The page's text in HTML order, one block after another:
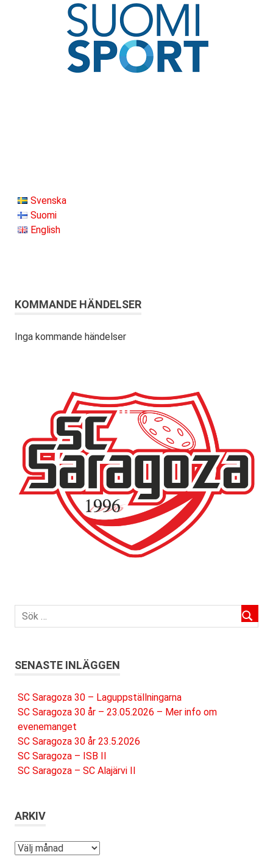
Svenska
Suomi
English
KOMMANDE HÄNDELSER
Inga kommande händelser
SENASTE INLÄGGEN
SC Saragoza 30 – Laguppställningarna
SC Saragoza 30 år – 23.05.2026 – Mer info om
evenemanget
SC Saragoza 30 år 23.5.2026
SC Saragoza – ISB II
SC Saragoza – SC Alajärvi II
ARKIV
Arkiv